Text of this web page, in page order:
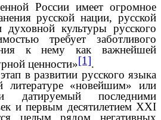
имеет огромное
русской нации, русской
духовной культуры русского
требует заботливого
к нему как важнейшей
ценности»[1].
в развитии русского языка
литературе «новейшим» или
и датируемый последними
и первым десятилетием ХХI